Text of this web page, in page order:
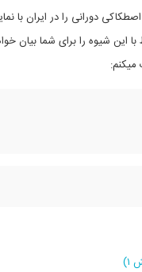
این شیوه را برای شما بیان